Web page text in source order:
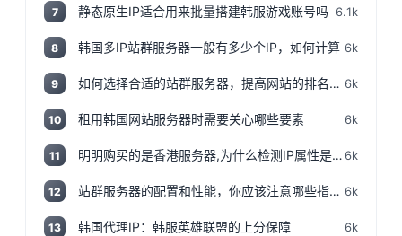
7 静态原生IP适合用来批量搭建韩服游戏账号吗 6.1k
8 韩国多IP站群服务器一般有多少个IP，如何计算 6k
9 如何选择合适的站群服务器，提高网站的排名和流量 6k
10 租用韩国网站服务器时需要关心哪些要素 6k
11 明明购买的是香港服务器,为什么检测IP属性是归美国?「视频+文案」6k
12 站群服务器的配置和性能，你应该注意哪些指标和参数？ 6k
13 韩国代理IP：韩服英雄联盟的上分保障 6k